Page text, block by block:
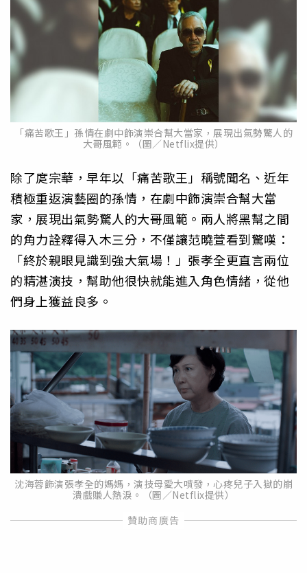
「痛苦歌王」孫情在劇中飾演崇合幫大當家，展現出氣勢驚人的
大哥風範。（圖／Netflix提供）
除了庹宗華，早年以「痛苦歌王」稱號聞名、近年
積極重返演藝圈的孫情，在劇中飾演崇合幫大當
家，展現出氣勢驚人的大哥風範。兩人將黑幫之間
的角力詮釋得入木三分，不僅讓范曉萱看到驚嘆：
「終於親眼見識到強大氣場！」張孝全更直言兩位
的精湛演技，幫助他很快就能進入角色情緒，從他
們身上獲益良多。
沈海蓉飾演張孝全的媽媽，演技母愛大噴發，心疼兒子入獄的崩
潰戲賺人熱淚。（圖／Netflix提供）